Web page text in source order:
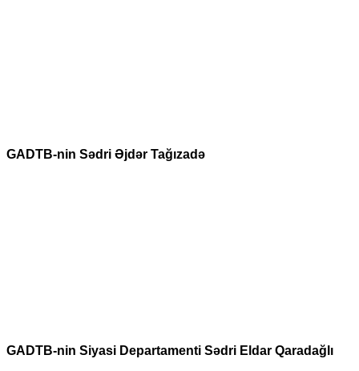
GADTB-nin Sədri Əjdər Tağızadə
GADTB-nin Siyasi Departamenti Sədri Eldar Qaradağlı